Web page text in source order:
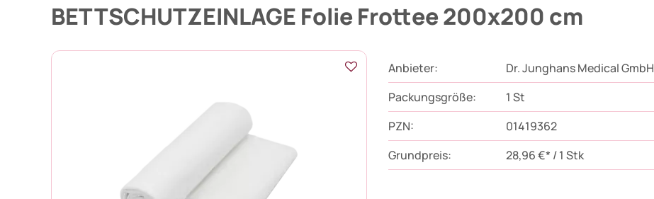
BETTSCHUTZEINLAGE Folie Frottee 200x200 cm
Anbieter:
Dr. Junghans Medical GmbH
Packungsgröße:
1 St
PZN:
01419362
Grundpreis:
28,96 €* / 1 Stk